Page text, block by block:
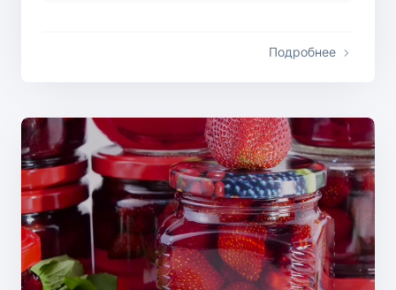
Подробнее